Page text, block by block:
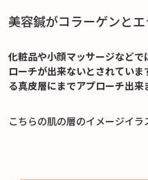
美容鍼がコラーゲンと
化粧品や小顔マッサージなど
ローチが出来ないとされてい
る真皮層にまでアプローチ出来
こちらの肌の層のイメージイラ